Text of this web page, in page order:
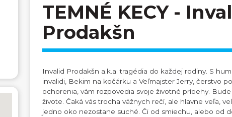
TEMNÉ KECY -
Prodakšn
Invalid Prodakšn a.k.a. tragédia do každej rodiny. S
invalidi, Bekim na kočárku a Veľmajster Jerry, čerstvo
ochorenia, vám rozpovedia svoje životné príbehy.
živote. Čaká vás trocha vážnych rečí, ale hlavne veľa,
jedno oko nezostane suché. Či od smiechu, alebo od